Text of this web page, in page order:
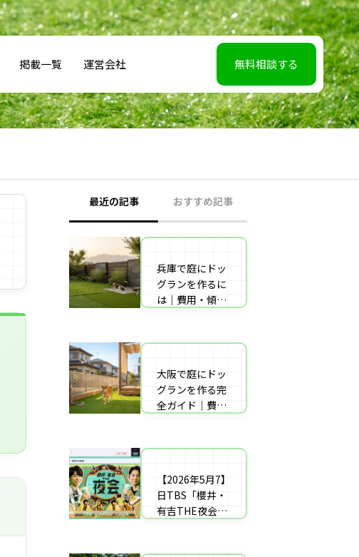
掲載一覧 運営会社 無料相談する
最近の記事 おすすめ記事
兵庫で庭にドッ
グランを作るに
は｜費用・傾斜
戸〜播磨・淡
大阪で庭にドッ
グランを作る完
全ガイド｜費用
【エリア対応】
【2026年5月7】
日TBS「櫻井・
有吉THE夜会」
【2026年5月7】
日TBS「櫻井・
有吉THE夜会」
さんのご実家の
を施工
庭にドッグラン
をDIY！初心者
でもプロ級に仕
アル
自宅の庭にドッ
グラン計画の完
全ガイド：DIY